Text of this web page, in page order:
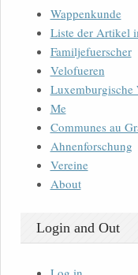
Wappenkunde
Liste der Artikel
Familjefuerscher
Velofueren
Luxemburgische
Me
Communes au
Ahnenforschung
Vereine
About
Login and Out